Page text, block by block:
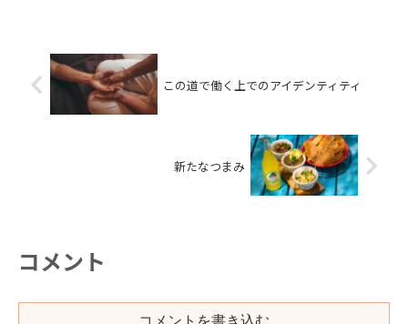
この道で働く上でのアイデンティティ
新たなつまみ
コメント
コメントを書き込む